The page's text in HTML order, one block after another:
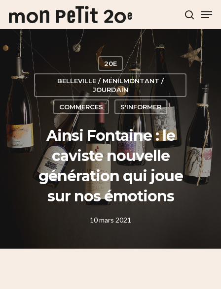
Hit enter to search or ESC to close
20E
BELLEVILLE / MÉNILMONTANT /
JOURDAIN
COMMERCES S'INFORMER
Ainsi Fontaine : le
caviste nouvelle
génération qui joue
sur nos émotions
10 mars 2021